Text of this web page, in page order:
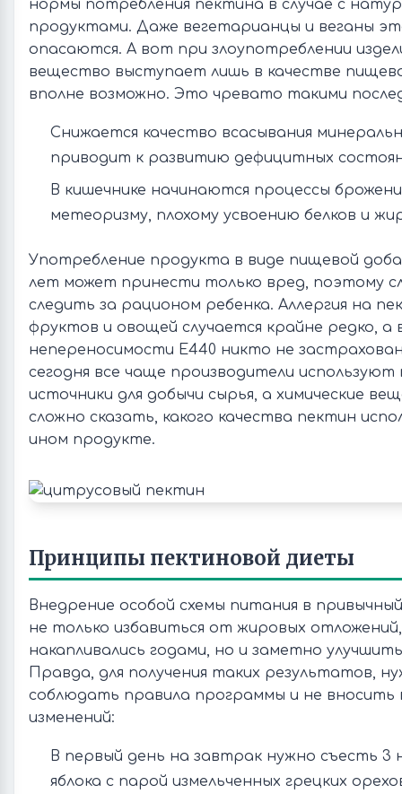
нормы потребления пектина в случае с
продуктами. Даже вегетарианцы и веганы
опасаются. А вот при злоупотреблении
вещество выступает лишь в качестве
вполне возможно. Это чревато такими
Снижается качество всасывания
приводит к развитию дефицитных
В кишечнике начинаются процессы
метеоризму, плохому усвоению белков и
Употребление продукта в виде пищевой
лет может принести только вред, поэтому
следить за рационом ребенка. Аллергия на
фруктов и овощей случается крайне редко,
непереносимости Е440 никто не
сегодня все чаще производители используют
источники для добычи сырья, а химические
сложно сказать, какого качества пектин
ином продукте.
Принципы пектиновой диеты
Внедрение особой схемы питания в
не только избавиться от жировых
накапливались годами, но и заметно
Правда, для получения таких результатов,
соблюдать правила программы и не вносить
изменений:
В первый день на завтрак нужно съесть
яблока с парой измельченных грецких